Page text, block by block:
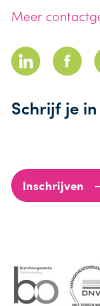
Meer
Schrijf je in
Inschrijven